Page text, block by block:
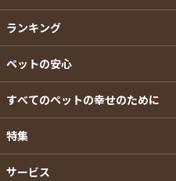
ランキング
ペットの安心
すべてのペットの幸せのために
特集
サービス